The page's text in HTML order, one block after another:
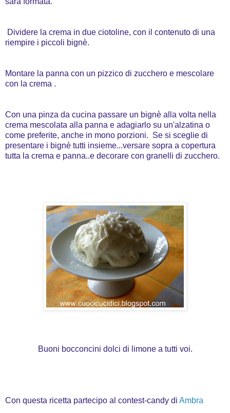
Dividere la crema in due ciotoline, con il contenuto di una
riempire i piccoli bignè.
Montare la panna con un pizzico di zucchero e mescolare
con la crema .
Con una pinza da cucina passare un bignè alla volta nella
crema mescolata alla panna e adagiarlo su un'alzatina o
come preferite, anche in mono porzioni. Se si sceglie di
presentare i bignè tutti insieme...versare sopra a copertura
tutta la crema e panna..e decorare con granelli di zucchero.
Buoni bocconcini dolci di limone a tutti voi.
Con questa ricetta partecipo al contest-candy di Ambra